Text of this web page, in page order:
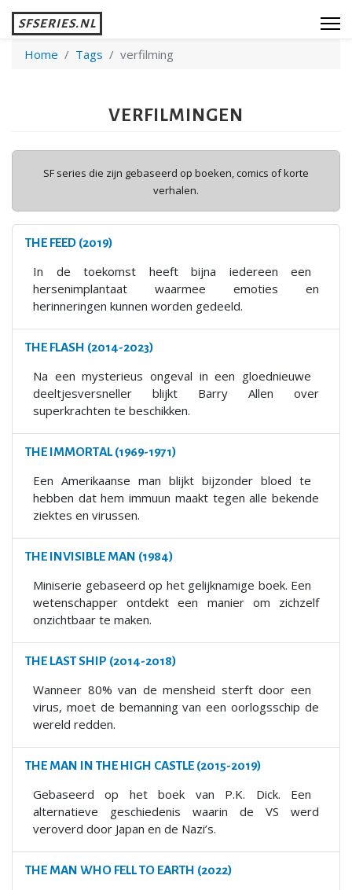
SFSERIES.NL
Home Tags verfilming
VERFILMINGEN
SF series die zijn gebaseerd op boeken, comics of korte
verhalen.
THE FEED (2019)
In de toekomst heeft bijna iedereen een
hersenimplantaat waarmee emoties en
herinneringen kunnen worden gedeeld.
THE FLASH (2014-2023)
Na een mysterieus ongeval in een gloednieuwe
deeltjesversneller blijkt Barry Allen over
superkrachten te beschikken.
THE IMMORTAL (1969-1971)
Een Amerikaanse man blijkt bijzonder bloed te
hebben dat hem immuun maakt tegen alle bekende
ziektes en virussen.
THE INVISIBLE MAN (1984)
Miniserie gebaseerd op het gelijknamige boek. Een
wetenschapper ontdekt een manier om zichzelf
onzichtbaar te maken.
THE LAST SHIP (2014-2018)
Wanneer 80% van de mensheid sterft door een
virus, moet de bemanning van een oorlogsschip de
wereld redden.
THE MAN IN THE HIGH CASTLE (2015-2019)
Gebaseerd op het boek van P.K. Dick. Een
alternatieve geschiedenis waarin de VS werd
veroverd door Japan en de Nazi’s.
THE MAN WHO FELL TO EARTH (2022)